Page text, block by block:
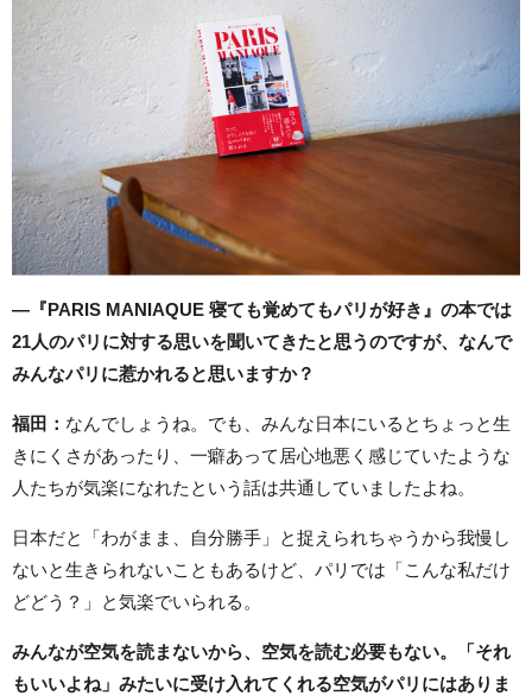
―『PARIS MANIAQUE 寝ても覚めてもパリが好き』の本では
21人のパリに対する思いを聞いてきたと思うのですが、なんで
みんなパリに惹かれると思いますか？
福田： なんでしょうね。でも、みんな日本にいるとちょっと生
きにくさがあったり、一癖あって居心地悪く感じていたような
人たちが気楽になれたという話は共通していましたよね。
日本だと「わがまま、自分勝手」と捉えられちゃうから我慢し
ないと生きられないこともあるけど、パリでは「こんな私だけ
どどう？」と気楽でいられる。
みんなが空気を読まないから、空気を読む必要もない。「それ
もいいよね」みたいに受け入れてくれる空気がパリにはありま